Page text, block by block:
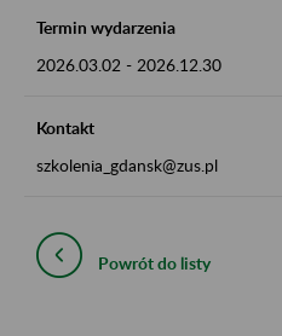
Termin wydarzenia
2026.03.02 - 2026.12.30
Kontakt
szkolenia_gdansk@zus.pl
Powrót do listy